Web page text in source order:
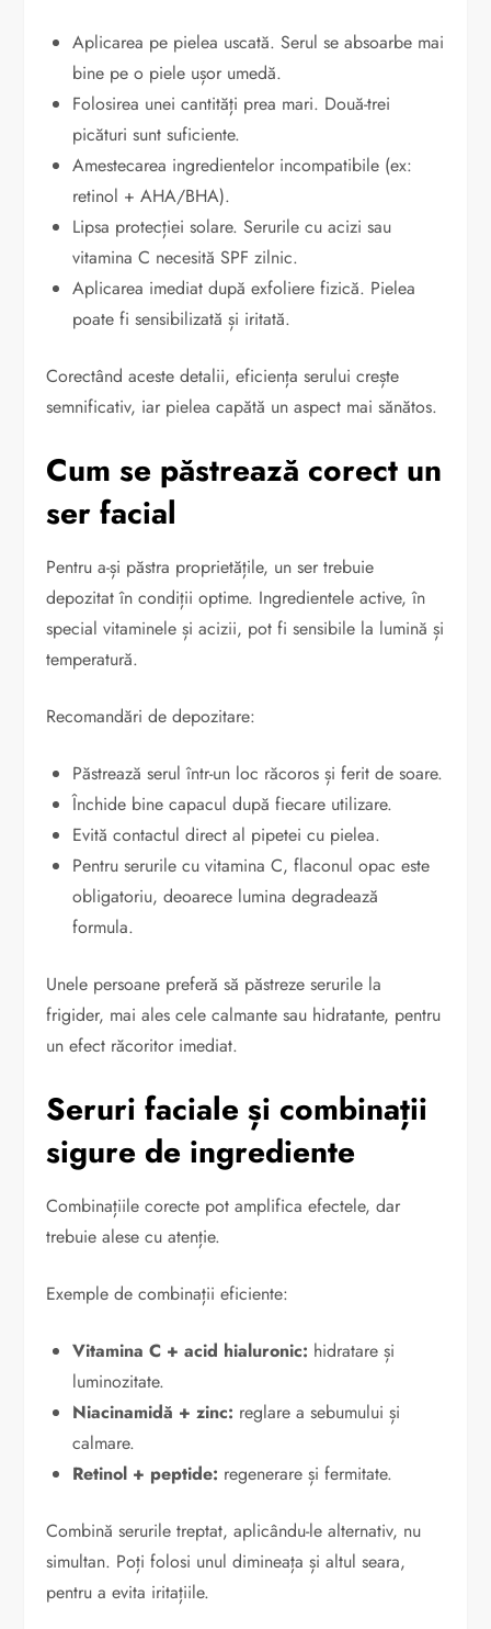
Aplicarea pe pielea uscată. Serul se absoarbe mai
bine pe o piele ușor umedă.
Folosirea unei cantități prea mari. Două-trei
picături sunt suficiente.
Amestecarea ingredientelor incompatibile (ex:
retinol + AHA/BHA).
Lipsa protecției solare. Serurile cu acizi sau
vitamina C necesită SPF zilnic.
Aplicarea imediat după exfoliere fizică. Pielea
poate fi sensibilizată și iritată.
Corectând aceste detalii, eficiența serului crește
semnificativ, iar pielea capătă un aspect mai sănătos.
Cum se păstrează corect un
ser facial
Pentru a-și păstra proprietățile, un ser trebuie
depozitat în condiții optime. Ingredientele active, în
special vitaminele și acizii, pot fi sensibile la lumină și
temperatură.
Recomandări de depozitare:
Păstrează serul într-un loc răcoros și ferit de soare.
Închide bine capacul după fiecare utilizare.
Evită contactul direct al pipetei cu pielea.
Pentru serurile cu vitamina C, flaconul opac este
obligatoriu, deoarece lumina degradează
formula.
Unele persoane preferă să păstreze serurile la
frigider, mai ales cele calmante sau hidratante, pentru
un efect răcoritor imediat.
Seruri faciale și combinații
sigure de ingrediente
Combinațiile corecte pot amplifica efectele, dar
trebuie alese cu atenție.
Exemple de combinații eficiente:
Vitamina C + acid hialuronic: hidratare și
luminozitate.
Niacinamidă + zinc: reglare a sebumului și
calmare.
Retinol + peptide: regenerare și fermitate.
Combină serurile treptat, aplicându-le alternativ, nu
simultan. Poți folosi unul dimineața și altul seara,
pentru a evita iritațiile.